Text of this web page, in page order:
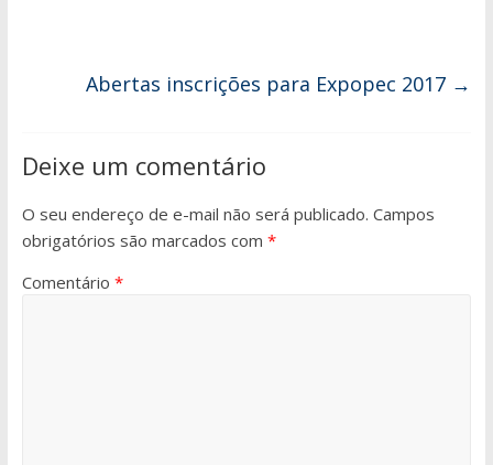
Abertas inscrições para Expopec 2017 →
Deixe um comentário
O seu endereço de e-mail não será publicado. Campos
obrigatórios são marcados com *
Comentário *